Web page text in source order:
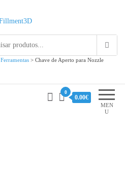
Ferramentas > Chave de Aperto para Nozzle
MEN
U
0
0.00€